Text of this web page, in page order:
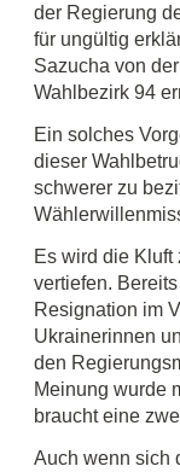
der Regierung
für ungültig
Sazucha von
Wahlbezirk 94
Ein solches
dieser
schwerer zu
Es wird die
vertiefen.
Resignation im
Ukrainerinnen
den
Meinung wurde
braucht eine
Auch wenn sich